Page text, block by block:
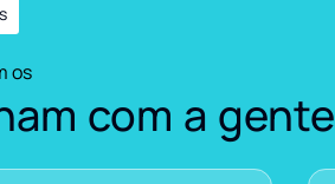
os
com a gente